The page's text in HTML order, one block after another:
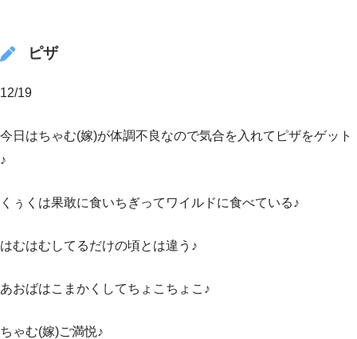
ピザ
12/19
今日はちゃむ(嫁)が体調不良なので気合を入れてピザをゲット
♪
くぅくは果敢に食いちぎってワイルドに食べている♪
はむはむしてるだけの頃とは違う♪
あおばはこまかくしてちょこちょこ♪
ちゃむ(嫁)ご満悦♪